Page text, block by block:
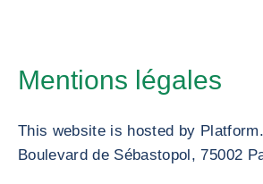
Mentions légales
This website is hosted by
Boulevard de Sébastopol, 75002